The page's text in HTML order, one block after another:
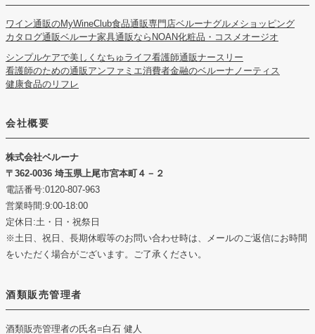
ワイン通販のMyWineClub食品通販専門店ベルーナグルメショッピング
カタログ通販ベルーナ家具通販ならNOAN化粧品・コスメオージオ
シンプルケアで美しくなちゅライフ看護師通販ナースリー
看護師のための通販アンファミエ消費者金融のベルーナノーティス
健康食品のリフレ
会社概要
株式会社ベルーナ
362-0036 埼玉県上尾市宮本町４－２
電話番号:0120-807-963
営業時間:9:00-18:00
定休日:土・日・祝祭日
※土日、祝日、長期休暇等のお問い合わせ時は、メールのご返信にお時間
をいただく場合がございます。ご了承ください。
酒類販売管理者
酒類販売管理者の氏名=白石 健人